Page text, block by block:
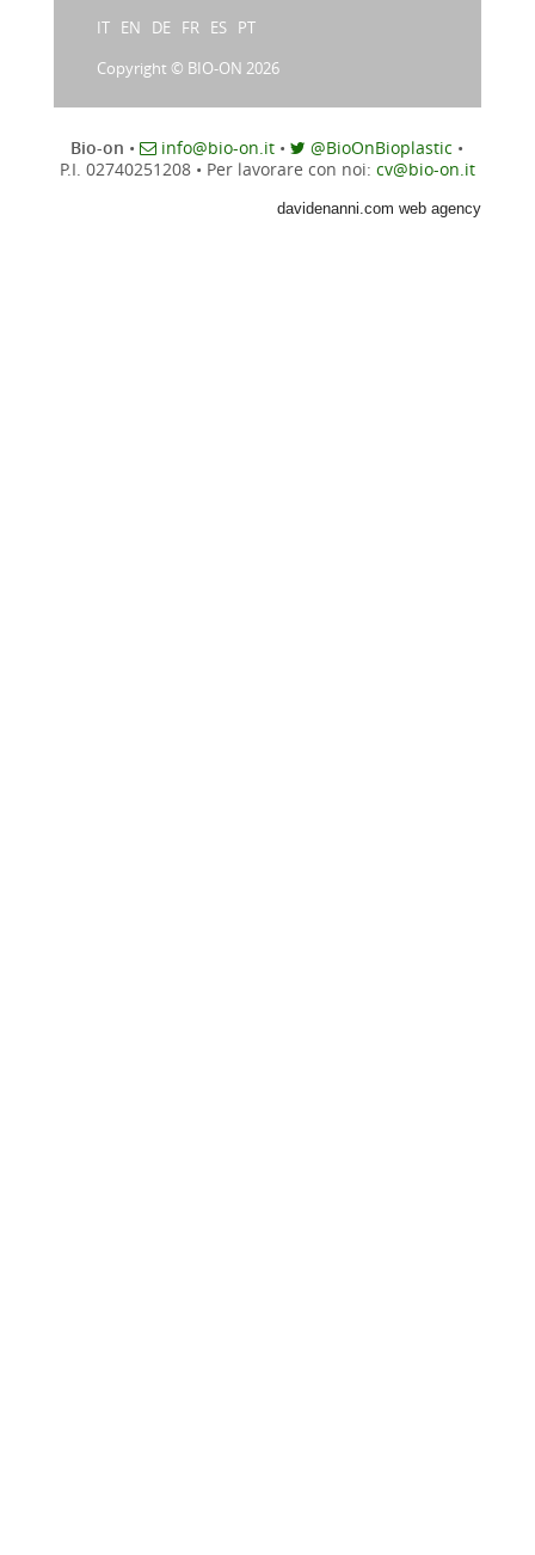
IT
EN DE FR ES
PT
Copyright © BIO-ON 2026
Bio-on • info@bio-on.it • @BioOnBioplastic •
P.I. 02740251208• Per lavorare con noi: cv@bio-on.it
davidenanni.com web agency